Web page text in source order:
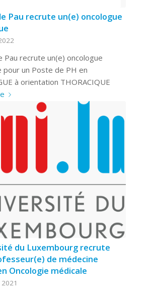
Pau recrute un(e) oncologue
Pau recrute un(e) oncologue
pour un Poste de PH en
à orientation THORACIQUE
du Luxembourg recrute
de médecine
Oncologie médicale